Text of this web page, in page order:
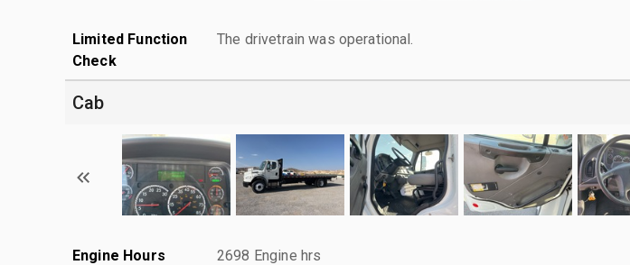
Limited Function
Check
The drivetrain was operational.
Cab
Engine Hours 2698 Engine hrs